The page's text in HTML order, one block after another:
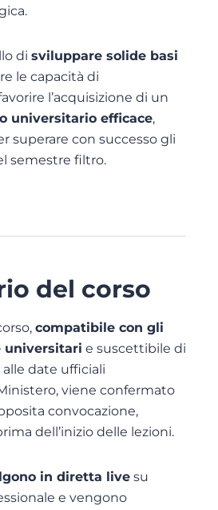
di sviluppare solide basi
le capacità di
l’acquisizione di un
universitario efficace,
superare con successo gli
semestre filtro.
del corso
compatibile con gli
universitari e suscettibile di
date ufficiali
viene confermato
convocazione,
dell’inizio delle lezioni.
in diretta live su
e vengono